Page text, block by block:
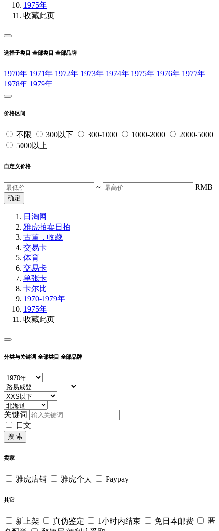
1975年
收藏此页
选择子类目 全部类目 全部品牌
1970年 1971年 1972年 1973年 1974年 1975年 1976年 1977年
1978年 1979年
价格区间
不限 300以下 300-1000 1000-2000
2000-5000
5000以上
自定义价格
~ RMB
确定
日淘网
雅虎拍卖日拍
古董，收藏
交易卡
体育
交易卡
单张卡
卡尔比
1970-1979年
1975年
收藏此页
分类与关键词 全部类目 全部品牌
关键词
日文
搜 索
卖家
雅虎店铺 雅虎个人 Paypay
其它
新上架 真伪鉴定 1小时内结束 免日本邮费
匿